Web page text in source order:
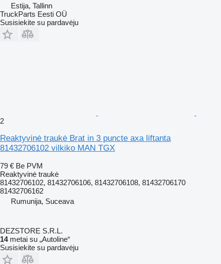
Estija, Tallinn
TruckParts Eesti OÜ
Susisiekite su pardavėju
2
Reaktyvinė traukė Brat in 3 puncte axa liftanta
81432706102 vilkiko MAN TGX
79 € Be PVM
Reaktyvinė traukė
81432706102, 81432706106, 81432706108, 81432706170
81432706162
Rumunija, Suceava
DEZSTORE S.R.L.
14metai su „Autoline“
Susisiekite su pardavėju